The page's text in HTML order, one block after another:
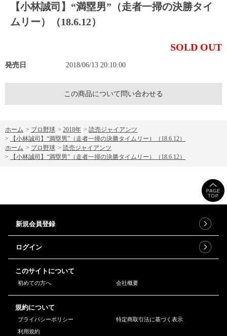
【小林誠司】“満塁男”（走者一掃の決勝タイ
ムリー）（18.6.12）
SOLD OUT
発売日 2018/06/13 20:10:00
この商品について問い合わせる
ホーム > プロ野球 > 2018年 > 読売ジャイアンツ
>
【小林誠司】“満塁男”（走者一掃の決勝タイムリー）（18.6.12）
ホーム > プロ野球 > 読売ジャイアンツ
>
【小林誠司】“満塁男”（走者一掃の決勝タイムリー）（18.6.12）
新規会員登録
ログイン
このサイトについて
初めての方へ 会社概要
規約について
プライバシーポリシー
特定商取引法に基づく表示
利用規約